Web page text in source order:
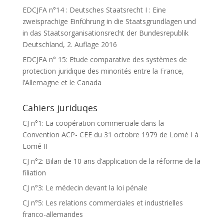
EDCJFA n°14 : Deutsches Staatsrecht I : Eine
zweisprachige Einführung in die Staatsgrundlagen und
in das Staatsorganisationsrecht der Bundesrepublik
Deutschland, 2. Auflage 2016
EDCJFA n° 15: Etude comparative des systèmes de
protection juridique des minorités entre la France,
l’Allemagne et le Canada
Cahiers juriduqes
CJ n°1: La coopération commerciale dans la
Convention ACP- CEE du 31 octobre 1979 de Lomé I à
Lomé II
CJ n°2: Bilan de 10 ans d’application de la réforme de la
filiation
CJ n°3: Le médecin devant la loi pénale
CJ n°5: Les relations commerciales et industrielles
franco-allemandes